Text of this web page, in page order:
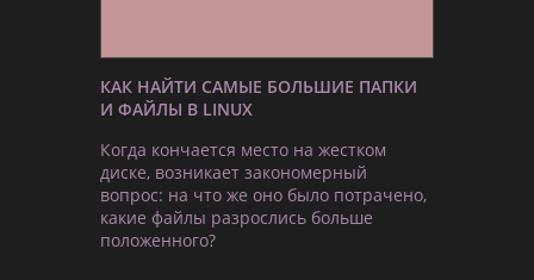
КАК НАЙТИ САМЫЕ БОЛЬШИЕ ПАПКИ
И ФАЙЛЫ В LINUX
Когда кончается место на жестком
диске, возникает закономерный
вопрос: на что же оно было потрачено,
какие файлы разрослись больше
положенного?